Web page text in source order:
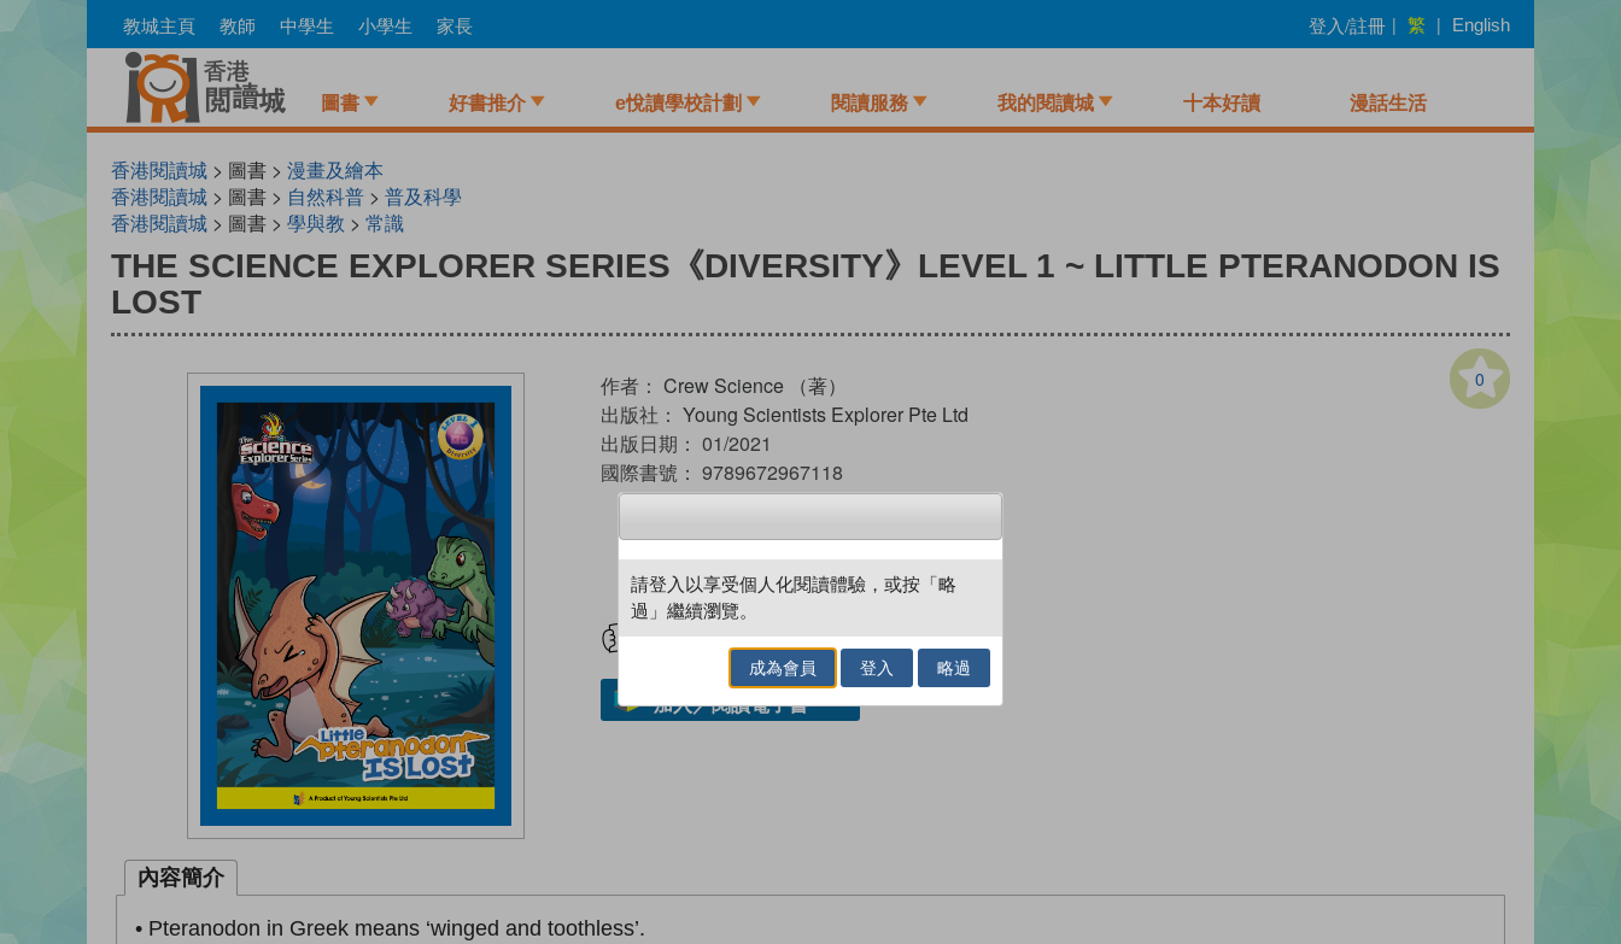
to
教城主頁 教師 中學生 小學生 家長 登入/註冊 | 繁 | English
圖書 好書推介 e悅讀學校計劃 閱讀服務 我的閱讀城 十本好讀 漫話生活
香港閱讀城 > 圖書 > 漫畫及繪本
香港閱讀城 > 圖書 > 自然科普 > 普及科學
香港閱讀城 > 圖書 > 學與教 > 常識
THE SCIENCE EXPLORER SERIES《DIVERSITY》LEVEL 1 ~ LITTLE PTERANODON IS
LOST
0
作者： Crew Science （著）
出版社： Young Scientists Explorer Pte Ltd
出版日期： 01/2021
國際書號： 9789672967118
試閲
加入／閱讀電子書
內容簡介
• Pteranodon in Greek means ‘winged and toothless’.
請登入以享受個人化閱讀體驗，或按「略
過」繼續瀏覽。
成為會員 登入 略過